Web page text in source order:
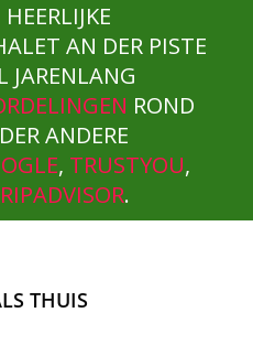
AN DER PISTE
JARENLANG
ROND
ANDERE
, TRUSTYOU,
.
THUIS